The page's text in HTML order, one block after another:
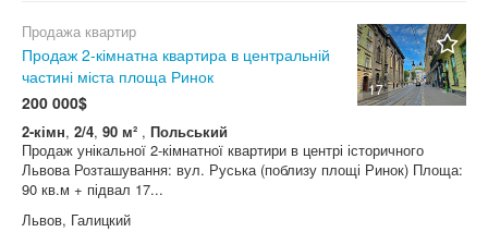
Не важно
Дома старого Львова
Гостинка
Малосемейка
Общежитие
Новостройка (сдана)
Новострой (строится)
Газобетон (газоблок)
Пенобетон (пеноблок)
Керамзитобетон
Железобетон
Дерево
Владелец
Застройщик
Сбросить фильтр
17
Продажа квартир
Продаж 2-кімнатна квартира в центральній
частині міста площа Ринок
200 000$
2-кімн, 2/4, 90 м² , Польський
Продаж унікальної 2-кімнатної квартири в центрі історичного
Львова Розташування: вул. Руська (поблизу площі Ринок) Площа:
90 кв.м + підвал 17...
Львов, Галицкий